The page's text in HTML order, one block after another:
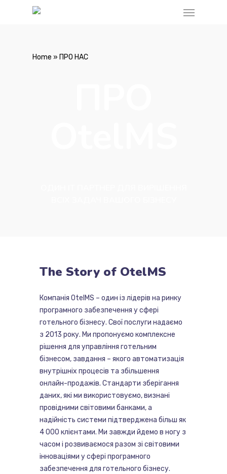
Home » ПРО НАС
The Story of OtelMS
Компанія OtelMS – один із лідерів на ринку
програмного забезпечення у сфері
готельного бізнесу. Свої послуги надаємо
з 2013 року. Ми пропонуємо комплексне
рішення для управління готельним
бізнесом, завдання – якого автоматизація
внутрішніх процесів та збільшення
онлайн-продажів. Стандарти зберігання
даних, які ми використовуємо, визнані
провідними світовими банками, а
надійність системи підтверджена більш як
4 000 клієнтами. Ми завжди йдемо в ногу з
часом і розвиваємося разом зі світовими
інноваціями у сфері програмного
забезпечення для готельного бізнесу.